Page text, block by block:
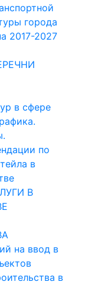
города
2017-2027
в сфере
по
в
В
на ввод в
в